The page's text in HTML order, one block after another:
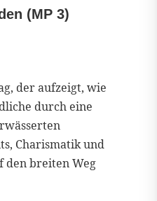
(MP 3)
der aufzeigt, wie
durch eine
Charismatik und
den breiten Weg